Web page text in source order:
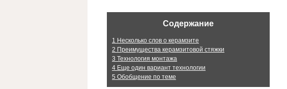
Содержание
1 Несколько слов о керамзите
2 Преимущества керамзитовой стяжки
3 Технология монтажа
4 Еще один вариант технологии
5 Обобщение по теме